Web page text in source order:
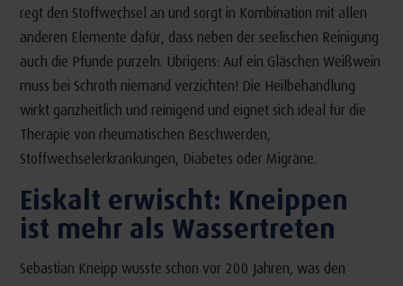
regt den Stoffwechsel an und sorgt in Kombination mit allen
anderen Elemente dafür, dass neben der seelischen Reinigung
auch die Pfunde purzeln. Übrigens: Auf ein Gläschen Weißwein
muss bei Schroth niemand verzichten! Die Heilbehandlung
wirkt ganzheitlich und reinigend und eignet sich ideal für die
Therapie von rheumatischen Beschwerden,
Stoffwechselerkrankungen, Diabetes oder Migräne.
Eiskalt erwischt: Kneippen
ist mehr als Wassertreten
Sebastian Kneipp wusste schon vor 200 Jahren, was den